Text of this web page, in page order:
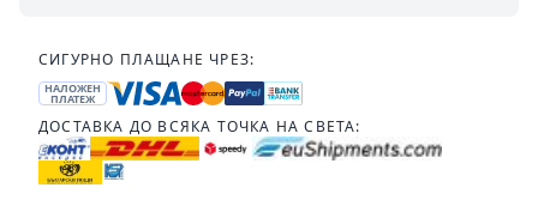
СИГУРНО ПЛАЩАНЕ ЧРЕЗ:
НАЛОЖЕН
ПЛАТЕЖ
ДОСТАВКА ДО ВСЯКА ТОЧКА НА СВЕТА: